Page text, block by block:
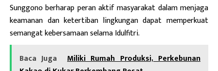
Sunggono berharap peran aktif masyarakat dalam menjaga
keamanan dan ketertiban lingkungan dapat memperkuat
semangat kebersamaan selama Idulfitri.
Baca Juga
Miliki Rumah Produksi, Perkebunan